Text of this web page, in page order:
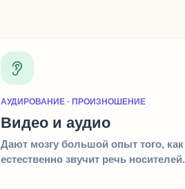
АУДИРОВАНИЕ · ПРОИЗНОШЕНИЕ
Видео и аудио
Дают мозгу большой опыт того, как
естественно звучит речь носителей.